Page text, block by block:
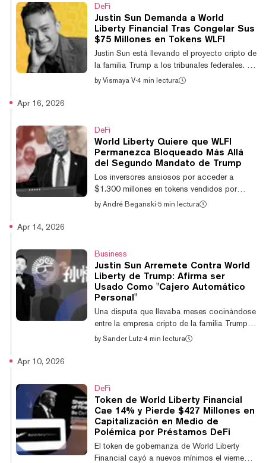
autoridades estadounidenses. Poco después
de que World Liberty bloqueara 4.000
millones de WLFI en septiembre —tokens que
Sun había comprado—, el cofundador
Chase Herro supuestamente instó al
multimillonario cripto a retirar voluntariame...
DeFi
Justin Sun Demanda a World
Liberty Financial Tras Congelar Sus
$75 Millones en Tokens WLFI
Justin Sun está llevando el proyecto cripto de
la familia Trump a los tribunales federales. El
fundador de Tron presentó una demanda el
permanentemente sus tenencias, sin previo
aviso, causa ni recurso alguno. Today, I filed
a lawsuit in California federal court against
World Liberty Financial to protect my legal
rights as a holder of $WLFI...
by Vismaya V·4 min lectura
Apr 16, 2026
DeFi
World Liberty Quiere que WLFI
Permanezca Bloqueado Más Allá
del Segundo Mandato de Trump
Los inversores ansiosos por acceder a
$1.300 millones en tokens vendidos por
World Liberty Financial han descubierto que
segundo mandato presidencial. En una
propuesta de gobernanza publicada el
miércoles por World Liberty, el equipo del
proyecto delineó un proceso de cuatro años
que desbloquearía 17.000 millones de WLFI
par...
by André Beganski·5 min lectura
Apr 14, 2026
Business
Justin Sun Arremete Contra World
Liberty de Trump: Afirma ser
Usado Como "Cajero Automático
Personal"
Una disputa que llevaba meses cocinándose
entre la empresa cripto de la familia Trump y
uno de sus principales patrocinadores
que coincidió con una serie de otros
desarrollos para World Liberty Financial de
la familia Trump, el token nativo WLFI de la
compañía se desplomó a su valor más bajo
de todos los tiempos durante el fin de
semana. E...
by Sander Lutz·4 min lectura
Apr 10, 2026
DeFi
Token de World Liberty Financial
Cae 14% y Pierde $427 Millones en
Capitalización en Medio de
Polémica por Préstamos DeFi
El token de gobernanza de World Liberty
Financial cayó a nuevos mínimos el viernes,